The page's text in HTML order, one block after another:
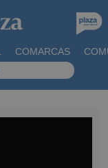
COMARCAS